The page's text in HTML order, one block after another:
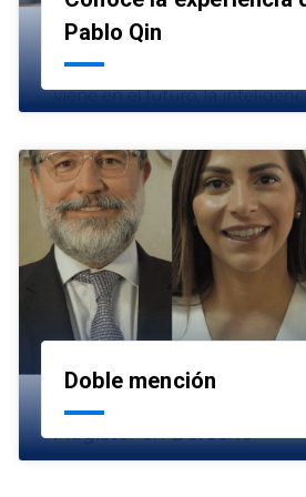
Pablo Qin
Doble mención